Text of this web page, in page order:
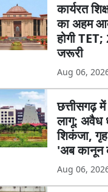
कार्यरत
का अहम
होगी
जरूरी
Aug 06,
छत्तीसगढ़
लागू: अवैध
शिकंजा, गृह
'अब कानून
Aug 06,